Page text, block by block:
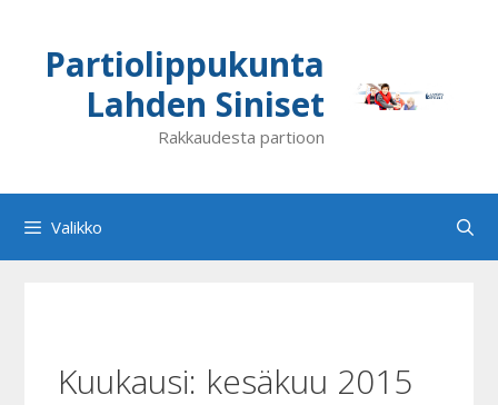
Partiolippukunta
Lahden Siniset
Rakkaudesta partioon
Valikko
Kuukausi: kesäkuu 2015